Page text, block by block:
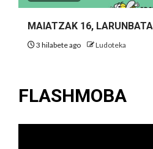
MAIATZAK 16,
3 hilabete ago Ludoteka
FLASHMOBA